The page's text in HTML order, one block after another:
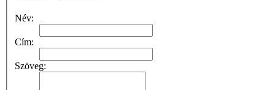
Név:
Cím:
Szöveg: